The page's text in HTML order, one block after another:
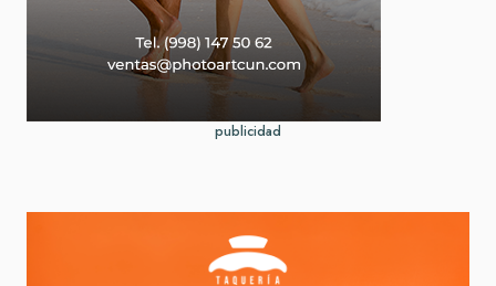
publicidad